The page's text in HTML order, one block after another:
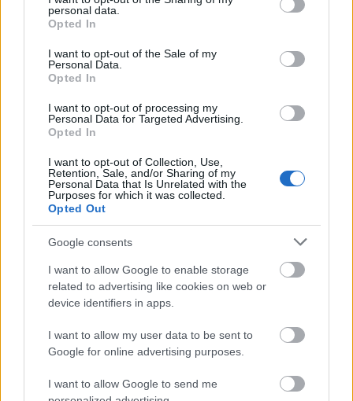
grant or deny consent to Google and its third-party tags to
use your data for below specified purposes in below Google
consent section.
personal data.
Opted In
I want to opt-out of the Sale of my
Personal Data.
Opted In
I want to opt-out of processing my
Personal Data for Targeted Advertising.
Opted In
I want to opt-out of Collection, Use,
Retention, Sale, and/or Sharing of my
Personal Data that Is Unrelated with the
Purposes for which it was collected.
Opted Out
Google consents
I want to allow Google to enable storage
related to advertising like cookies on web or
device identifiers in apps.
I want to allow my user data to be sent to
Google for online advertising purposes.
I want to allow Google to send me
tudomány
Világszínvonalú kutatóközpont épül Nagykanizsán
A 30 milliárd forintos beruházásban a körforgásos gazdaság
ezer négyzetméteren.
termékeket védő mozgalomnak
pályázat érkezik az új operatív
programban